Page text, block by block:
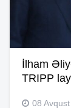
İlham
TRIPP
08